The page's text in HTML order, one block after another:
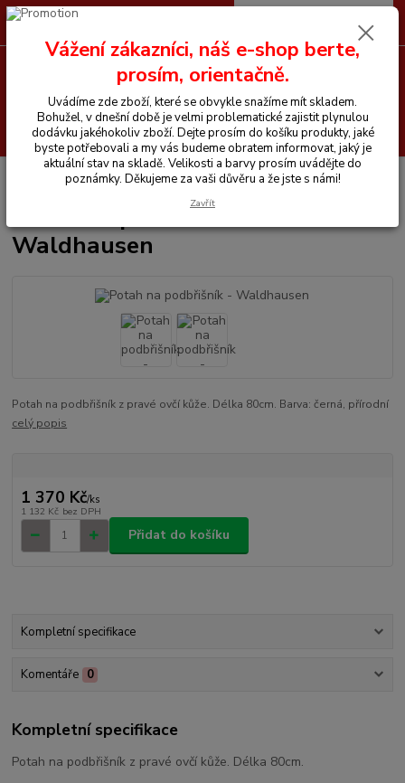
Hledat
+420 605 255 500 0 Kč
Vše pro koně Potah na podbřišník - Waldhausen
Potah na podbřišník -
Waldhausen
Potah na podbřišník z pravé ovčí kůže. Délka 80cm. Barva: černá, přírodní
celý popis
1 370 Kč/ks
1 132 Kč bez DPH
Přidat do košíku
Kompletní specifikace
Komentáře 0
Kompletní specifikace
Potah na podbřišník z pravé ovčí kůže. Délka 80cm.
Vážení zákazníci, náš e-shop berte,
prosím, orientačně.
Uvádíme zde zboží, které se obvykle snažíme mít skladem.
Bohužel, v dnešní době je velmi problematické zajistit plynulou
dodávku jakéhokoliv zboží. Dejte prosím do košíku produkty, jaké
byste potřebovali a my vás budeme obratem informovat, jaký je
aktuální stav na skladě. Velikosti a barvy prosím uvádějte do
poznámky. Děkujeme za vaši důvěru a že jste s námi!
Zavřít